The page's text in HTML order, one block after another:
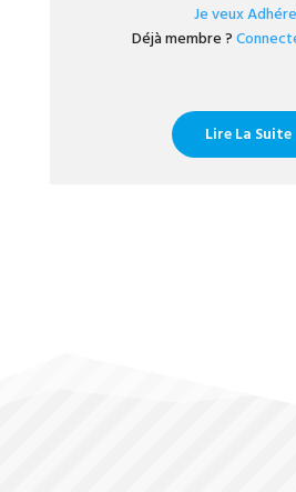
Je veux
Déjà membre ?
Lire La Suite